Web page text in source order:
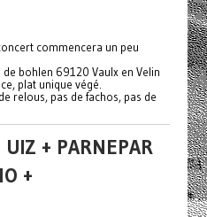
commencera un peu
de bohlen 69120 Vaulx en Velin
plat unique végé.
relous, pas de fachos, pas de
+ PARNEPAR
+